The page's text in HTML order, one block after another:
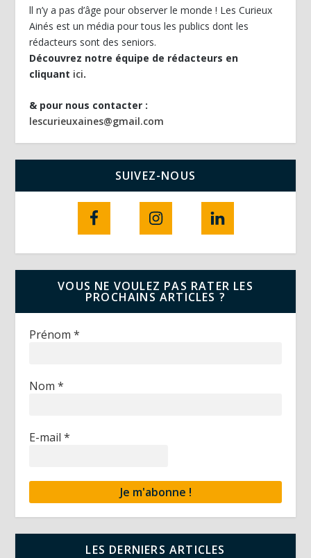
ll n’y a pas d’âge pour observer le monde ! Les Curieux
Ainés est un média pour tous les publics dont les
rédacteurs sont des seniors.
Découvrez notre équipe de rédacteurs en
cliquant ici.
& pour nous contacter :
lescurieuxaines@gmail.com
SUIVEZ-NOUS
VOUS NE VOULEZ PAS RATER LES
PROCHAINS ARTICLES ?
Prénom*
Nom*
E-mail*
LES DERNIERS ARTICLES